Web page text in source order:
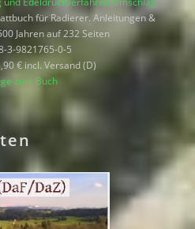
für Radierer. Anleitungen &
Jahren auf 232 Seiten
3-9821765-0-5
€ incl. Versand (D)
zum Buch